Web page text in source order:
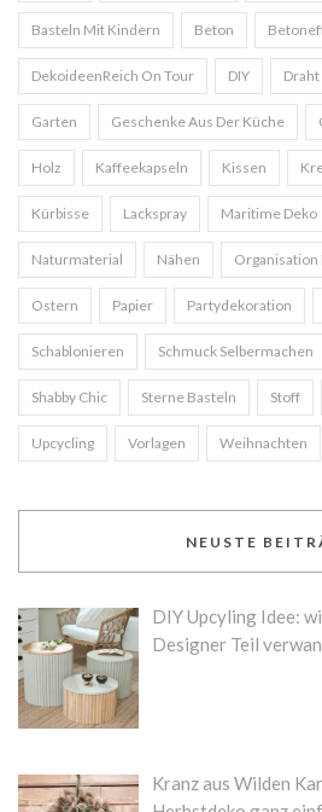
Basteln Mit Kindern Beton
DekoideenReich On Tour DIY Draht
Garten Geschenke Aus Der Küche
Holz Kaffeekapseln Kissen
Kürbisse Lackspray Maritime Deko
Naturmaterial Nähen
Ostern Papier Partydekoration
Schablonieren Schmuck Selbermachen
Shabby Chic Sterne Basteln Stoff
Upcycling Vorlagen Weihnachten
NEUSTE
DIY Upcyling Idee:
Designer Teil
Kranz aus Wilden